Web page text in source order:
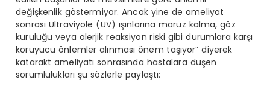
değişkenlik göstermiyor. Ancak yine de ameliyat
sonrası Ultraviyole (UV) ışınlarına maruz kalma, göz
kuruluğu veya alerjik reaksiyon riski gibi durumlara karşı
koruyucu önlemler alınması önem taşıyor” diyerek
katarakt ameliyatı sonrasında hastalara düşen
sorumlulukları şu sözlerle paylaştı: